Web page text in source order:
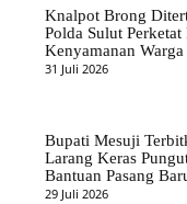
Knalpot Brong
Polda Sulut
Kenyamanan Warga
31 Juli 2026
Bupati Mesuji
Larang Keras
Bantuan Pasang
29 Juli 2026